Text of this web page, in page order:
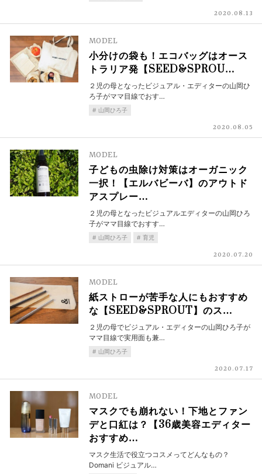
2020.08.13
MODEL
小分けの袋も！エコバッグはオース
トラリア発【SEED&SPROU…
２児の母となったビジュアル・エディターの山岡ひ
ろ子がママ目線でおす…
山岡ひろ子
2020.08.05
MODEL
子どもの虫除け対策はオーガニック
一択！【エルバビーバ】のアウトド
アスプレー…
２児の母となったビジュアルエディターの山岡ひろ
子がママ目線でおすす…
山岡ひろ子 育児
2020.07.20
MODEL
紙ストローが苦手な人にもおすすめ
な【SEED&SPROUT】のス…
２児の母でビジュアル・エディターの山岡ひろ子が
ママ目線で実用面も兼…
山岡ひろ子
2020.07.17
MODEL
マスクでも崩れない！下地とファン
デと口紅は？【36歳美容エディター
おすすめ…
マスク生活で役立つコスメってどんなもの？
Domani ビジュアル…